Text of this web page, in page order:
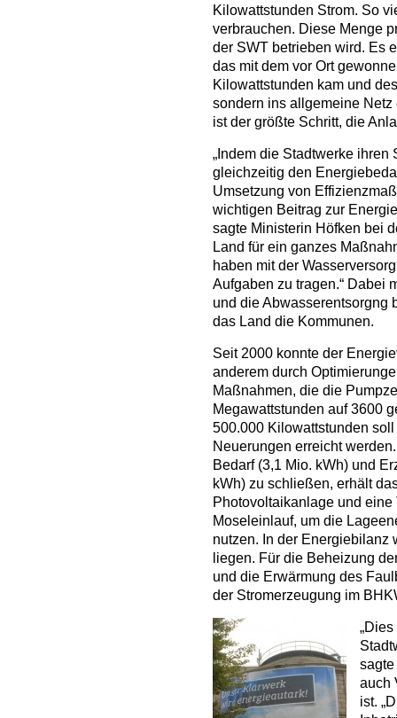
Kilowattstunden Strom. So
verbrauchen. Diese Menge
der SWT betrieben wird. Es
das mit dem vor Ort
Kilowattstunden kam und
sondern ins allgemeine
ist der größte Schritt, die
„Indem die Stadtwerke
gleichzeitig den
Umsetzung von
wichtigen Beitrag zur
sagte Ministerin Höfken bei
Land für ein ganzes
haben mit der
Aufgaben zu tragen.“ Dabei
und die Abwasserentsorgng
das Land die Kommunen.
Seit 2000 konnte der
anderem durch
Maßnahmen, die die
Megawattstunden auf 3600
500.000 Kilowattstunden
Neuerungen erreicht
Bedarf (3,1 Mio. kWh) und
kWh) zu schließen, erhält
Photovoltaikanlage und
Moseleinlauf, um die
nutzen. In der Energiebilanz
liegen. Für die Beheizung
und die Erwärmung des
der Stromerzeugung im
auch
ist.